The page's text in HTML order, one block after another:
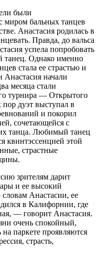
были
миром бальных танцев
Анастасия родилась в
Правда, до вальса
успела попробовать
танец. Однако именно
стала ее страстью и
начали
месяца стали
турнира ― Открытого
дуэт выступал в
и покорил
сочетающейся с
танца. Любимый танец
квинтэссенцией этой
страстные
зрителям дарит
и ее высокий
Анастасии, ее
в Калифорнии, где
― говорит Анастасия.
очень спокойный,
паркете проявляются
страсть,